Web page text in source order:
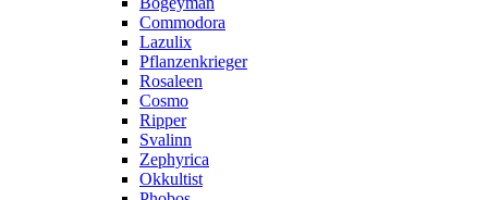
Commodora
Lazulix
Pflanzenkrieger
Rosaleen
Cosmo
Ripper
Svalinn
Zephyrica
Okkultist